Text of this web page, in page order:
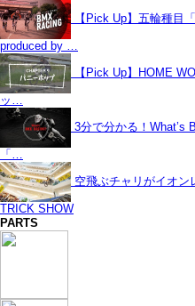
【Pick Up】五輪種目
produced by …
【Pick Up】HOME
ッ…
3分で分かる！What’s
「…
空飛ぶチャリがイオ
TRICK SHOW
PARTS